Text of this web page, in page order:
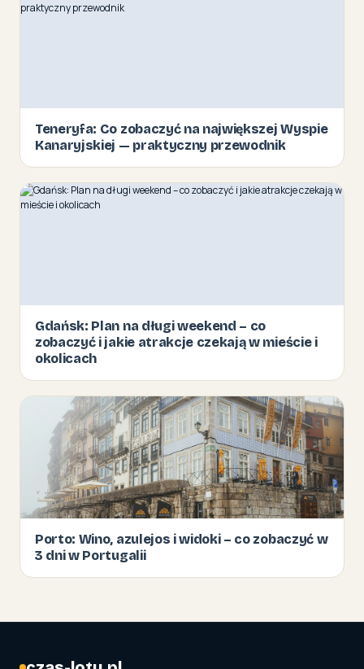
Teneryfa: Co zobaczyć na największej Wyspie
Kanaryjskiej — praktyczny przewodnik
Gdańsk: Plan na długi weekend – co
zobaczyć i jakie atrakcje czekają w mieście i
okolicach
Porto: Wino, azulejos i widoki – co zobaczyć w
3 dni w Portugalii